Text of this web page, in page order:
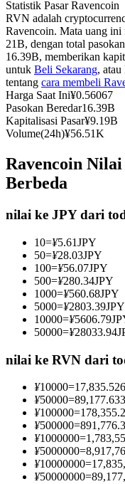
Copy Trading
Menjadi Pedagang
Nikmati pembagian
Informasi
Statistik Pasar Ravencoin
RVN adalah
Ravencoin. Mata uang ini
21B, dengan total
16.39B, memberikan
untuk Beli Sekarang,
tentang cara membeli
Harga Saat Ini¥0.56067
Pasokan Beredar16.39B
Kapitalisasi Pasar¥9.19B
Volume(24h)¥56.51K
Ravencoin
Berbeda
nilai ke JPY dari
10=¥5.61JPY
50=¥28.03JPY
100=¥56.07JPY
500=¥280.34JPY
1000=¥560.68JPY
5000=¥2803.39JPY
10000=¥5606.79
50000=¥28033.94
nilai ke RVN dari
¥10000=
¥50000=
¥100000=
¥500000=
¥1000000=
¥5000000=
¥10000000=
¥50000000=